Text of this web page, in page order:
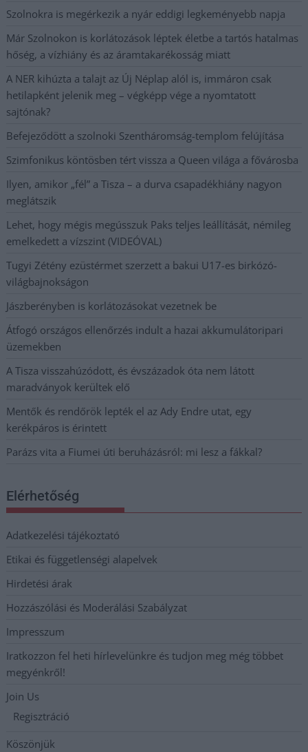
Szolnokra is megérkezik a nyár eddigi legkeményebb napja
Már Szolnokon is korlátozások léptek életbe a tartós hatalmas
hőség, a vízhiány és az áramtakarékosság miatt
A NER kihúzta a talajt az Új Néplap alól is, immáron csak
hetilapként jelenik meg – végképp vége a nyomtatott
sajtónak?
Befejeződött a szolnoki Szentháromság-templom felújítása
Szimfonikus köntösben tért vissza a Queen világa a fővárosba
Ilyen, amikor „fél” a Tisza – a durva csapadékhiány nagyon
meglátszik
Lehet, hogy mégis megússzuk Paks teljes leállítását, némileg
emelkedett a vízszint (VIDEÓVAL)
Tugyi Zétény ezüstérmet szerzett a bakui U17-es birkózó-
világbajnokságon
Jászberényben is korlátozásokat vezetnek be
Átfogó országos ellenőrzés indult a hazai akkumulátoripari
üzemekben
A Tisza visszahúzódott, és évszázadok óta nem látott
maradványok kerültek elő
Mentők és rendőrök lepték el az Ady Endre utat, egy
kerékpáros is érintett
Parázs vita a Fiumei úti beruházásról: mi lesz a fákkal?
Elérhetőség
Adatkezelési tájékoztató
Etikai és függetlenségi alapelvek
Hirdetési árak
Hozzászólási és Moderálási Szabályzat
Impresszum
Iratkozzon fel heti hírlevelünkre és tudjon meg még többet
megyénkről!
Join Us
Regisztráció
Köszönjük